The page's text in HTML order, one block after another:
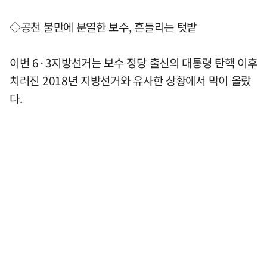
◇공천 불만에 분열한 보수, 흔들리는 텃밭
이번 6·3지방선거는 보수 정당 출신의 대통령 탄핵 이후
치러진 2018년 지방선거와 유사한 상황에서 막이 올랐
다.